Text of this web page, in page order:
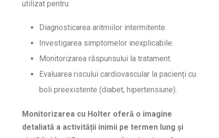
utilizat pentru:
Diagnosticarea aritmiilor intermitente.
Investigarea simptomelor inexplicabile.
Monitorizarea răspunsului la tratament.
Evaluarea riscului cardiovascular la pacienți cu
boli preexistente (diabet, hipertensiune).
Monitorizarea cu Holter oferă o imagine
detaliată a activității inimii pe termen lung și